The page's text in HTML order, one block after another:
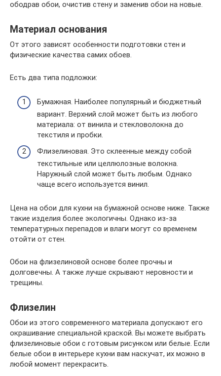
ободрав обои, очистив стену и заменив обои на новые.
Материал основания
От этого зависят особенности подготовки стен и
физические качества самих обоев.
Есть два типа подложки:
Бумажная. Наиболее популярный и бюджетный
вариант. Верхний слой может быть из любого
материала: от винила и стекловолокна до
текстиля и пробки.
Флизелиновая. Это склеенные между собой
текстильные или целлюлозные волокна.
Наружный слой может быть любым. Однако
чаще всего используется винил.
Цена на обои для кухни на бумажной основе ниже. Также
такие изделия более экологичны. Однако из-за
температурных перепадов и влаги могут со временем
отойти от стен.
Обои на флизелиновой основе более прочны и
долговечны. А также лучше скрывают неровности и
трещины.
Флизелин
Обои из этого современного материала допускают его
окрашивание специальной краской. Вы можете выбрать
флизелиновые обои с готовым рисунком или белые. Если
белые обои в интерьере кухни вам наскучат, их можно в
любой момент перекрасить.